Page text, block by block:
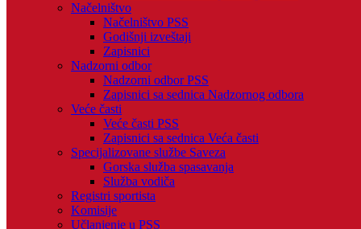
Načelništvo
Načelništvo PSS
Godišnji izveštaji
Zapisnici
Nadzorni odbor
Nadzorni odbor PSS
Zapisnici sa sednica Nadzornog odbora
Veće časti
Veće časti PSS
Zapisnici sa sednica Veća časti
Specijalizovane službe Saveza
Gorska služba spasavanja
Služba vodiča
Registri sportista
Komisije
Učlanjenje u PSS